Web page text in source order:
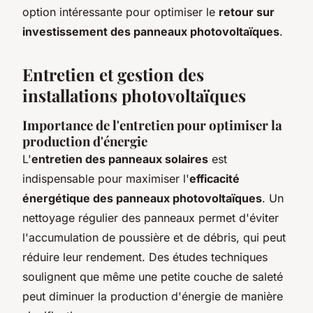
option intéressante pour optimiser le retour sur
investissement des panneaux photovoltaïques.
Entretien et gestion des
installations photovoltaïques
Importance de l'entretien pour optimiser la
production d'énergie
L'entretien des panneaux solaires est
indispensable pour maximiser l'efficacité
énergétique des panneaux photovoltaïques. Un
nettoyage régulier des panneaux permet d'éviter
l'accumulation de poussière et de débris, qui peut
réduire leur rendement. Des études techniques
soulignent que même une petite couche de saleté
peut diminuer la production d'énergie de manière